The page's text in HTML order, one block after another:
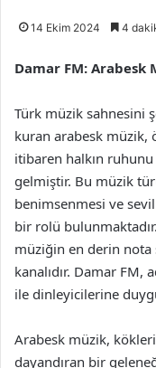
14 Ekim 2024 4
Damar FM: Arabesk
Türk müzik sahnesini
kuran arabesk müzik,
itibaren halkın
gelmiştir. Bu müzik
benimsenmesi ve
bir rolü
müziğin en derin nota
kanalıdır. Damar FM,
ile dinleyicilerine
Arabesk müzik,
dayandıran bir